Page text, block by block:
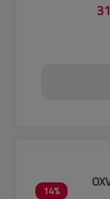
14%